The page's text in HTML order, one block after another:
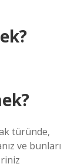
türünde,
ve bunları